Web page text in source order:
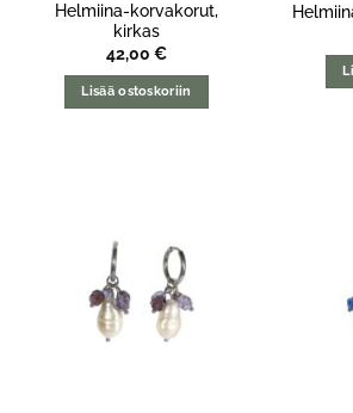
Helmiina-korvakorut,
kirkas
42,00 €
Lisää ostoskoriin